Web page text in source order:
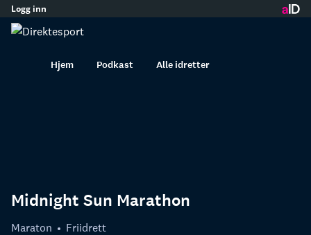
innhold
Logg inn
Hjem Podkast Alle idretter
Midnight Sun Marathon
Maraton Friidrett